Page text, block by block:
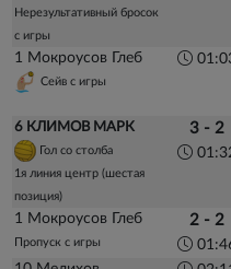
Нерезультативный бросок
с игры
1 Мокроусов Глеб
Сейв с игры
6 КЛИМОВ МАРК
Гол со столба
1я линия центр (шестая
позиция)
3 - 2
1 Мокроусов Глеб
Пропуск с игры
2 - 2